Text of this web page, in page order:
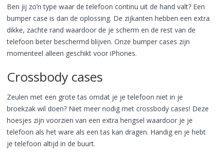
Ben jij zo’n type waar de telefoon continu uit de hand valt? Een
bumper case is dan de oplossing. De zijkanten hebben een extra
dikke, zachte rand waardoor de je scherm en de rest van de
telefoon beter beschermd blijven. Onze bumper cases zijn
momenteel alleen geschikt voor iPhones.
Crossbody cases
Zeulen met een grote tas omdat je je telefoon niet in je
broekzak wil doen? Niet meer nodig met crossbody cases! Deze
hoesjes zijn voorzien van een extra hengsel waardoor je je
telefoon als het ware als een tas kan dragen. Handig en je hebt
je telefoon altijd in de buurt.